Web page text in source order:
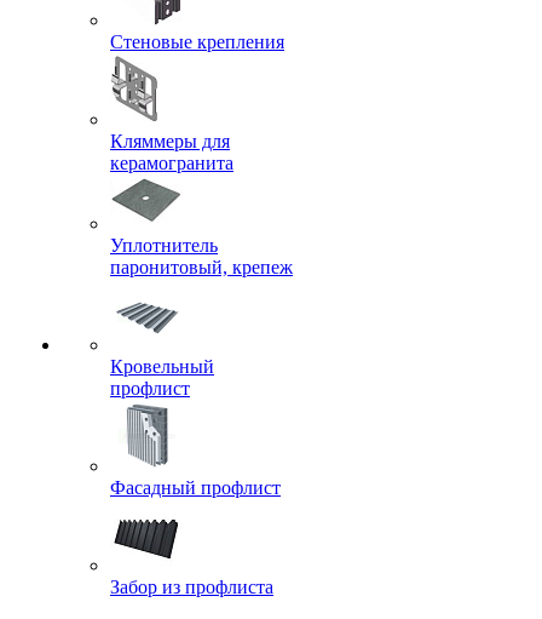
Стеновые крепления
Кляммеры для
керамогранита
Уплотнитель
паронитовый, крепеж
Кровельный
профлист
Фасадный профлист
Забор из профлиста